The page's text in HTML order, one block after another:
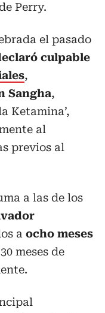
Perry.
el pasado
culpable
,
Sangha,
Ketamina’,
al
previos al
a las de los
a ocho meses
meses de